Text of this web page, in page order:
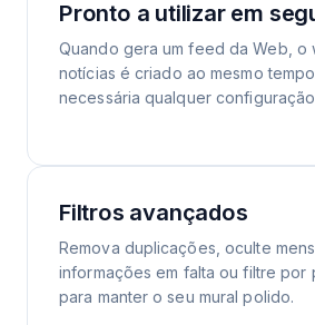
Pronto a utilizar em
Quando gera um feed da Web, o
notícias é criado ao mesmo
necessária qualquer
Filtros avançados
Remova duplicações, oculte
informações em falta ou filtre por
para manter o seu mural polido.